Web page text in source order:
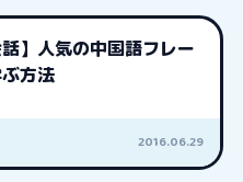
話】人気の中国語フレー
方法
2016.06.29